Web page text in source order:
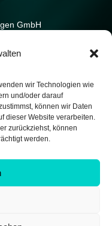
wir Technologien wie
und/oder darauf
können wir Daten
dieser Website verarbeiten.
zurückziehst, können
werden.
GmbH